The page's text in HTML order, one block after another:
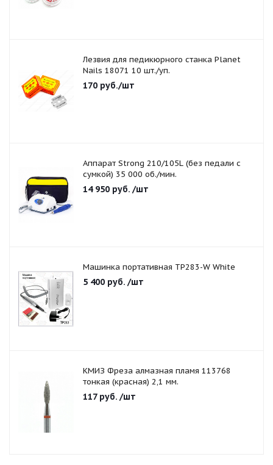
Лезвия для педикюрного станка Planet
Nails 18071 10 шт./уп.
170 руб./шт
Аппарат Strong 210/105L (без педали с
сумкой) 35 000 об./мин.
14 950 руб. /шт
Машинка портативная TP283-W White
5 400 руб. /шт
КМИЗ Фреза алмазная пламя 113768
тонкая (красная) 2,1 мм.
117руб. /шт